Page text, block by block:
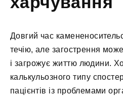
Довгий час
течію, але загострення
і загрожує життю людини.
калькульозного типу
пацієнтів із проблемами